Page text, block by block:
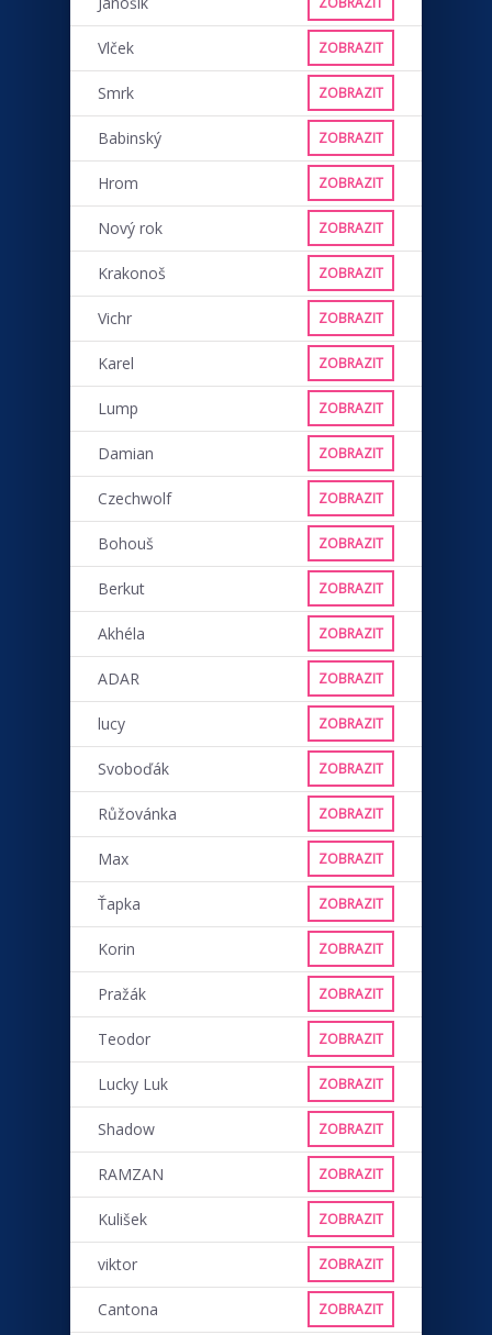
Vlček ZOBRAZIT
Smrk ZOBRAZIT
Babinský ZOBRAZIT
Hrom ZOBRAZIT
Nový rok ZOBRAZIT
Krakonoš ZOBRAZIT
Vichr ZOBRAZIT
Karel ZOBRAZIT
Lump ZOBRAZIT
Damian ZOBRAZIT
Czechwolf ZOBRAZIT
Bohouš ZOBRAZIT
Berkut ZOBRAZIT
Akhéla ZOBRAZIT
ADAR ZOBRAZIT
lucy ZOBRAZIT
Svoboďák ZOBRAZIT
Růžovánka ZOBRAZIT
Max ZOBRAZIT
Ťapka ZOBRAZIT
Korin ZOBRAZIT
Pražák ZOBRAZIT
Teodor ZOBRAZIT
Lucky Luk ZOBRAZIT
Shadow ZOBRAZIT
RAMZAN ZOBRAZIT
Kulišek ZOBRAZIT
viktor ZOBRAZIT
Cantona ZOBRAZIT